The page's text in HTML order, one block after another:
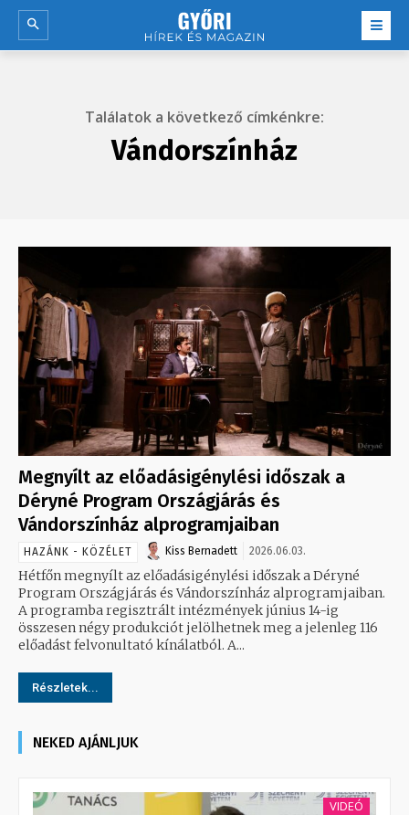
Találatok a következő címkénkre:
Vándorszínház
Megnyílt az előadásigénylési időszak a
Déryné Program Országjárás és
Vándorszínház alprogramjaiban
HAZÁNK - KÖZÉLET Kiss Bernadett 2026.06.03.
Hétfőn megnyílt az előadásigénylési időszak a Déryné
Program Országjárás és Vándorszínház alprogramjaiban.
A programba regisztrált intézmények június 14-ig
összesen négy produkciót jelölhetnek meg a jelenleg 116
előadást felvonultató kínálatból. A...
Részletek...
NEKED AJÁNLJUK
VIDEÓ